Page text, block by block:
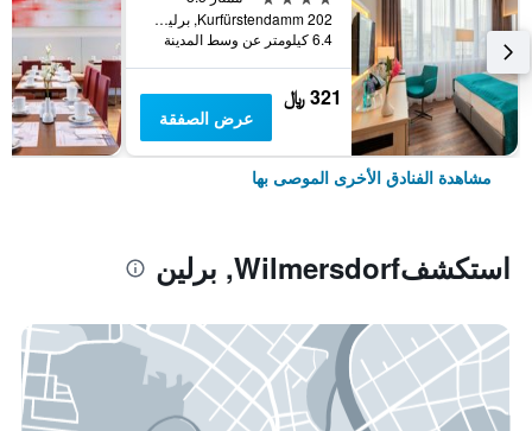
Kurfürstendamm 202, برلين, ألمانيا
6.4 كيلومتر عن وسط المدينة
321 ﷼
عرض الصفقة
مشاهدة الفنادق الأخرى الموصى بها
استكشفWilmersdorf, برلين